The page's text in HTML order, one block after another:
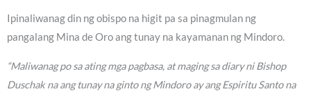
Ipinaliwanag din ng obispo na higit pa sa pinagmulan ng
pangalang Mina de Oro ang tunay na kayamanan ng Mindoro.
“Maliwanag po sa ating mga pagbasa, at maging sa diary ni Bishop
Duschak na ang tunay na ginto ng Mindoro ay ang Espiritu Santo na